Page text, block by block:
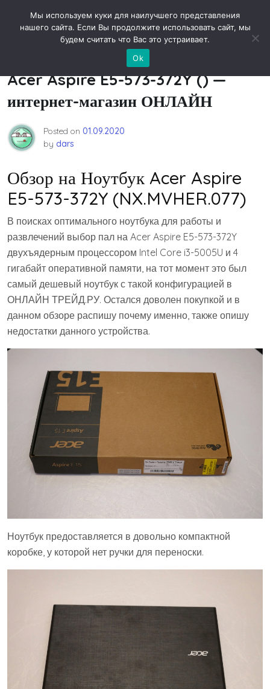
Новости технологий
Обзор от покупателя на Ноутбук
Acer Aspire E5-573-372Y () —
интернет-магазин ОНЛАЙН
Posted on 01.09.2020
by dars
Обзор на Ноутбук Acer Aspire
E5-573-372Y (NX.MVHER.077)
В поисках оптимального ноутбука для работы и
развлечений выбор пал на Acer Aspire E5-573-372Y
двухъядерным процессором Intel Core i3-5005U и 4
гигабайт оперативной памяти, на тот момент это был
самый дешевый ноутбук с такой конфигурацией в
ОНЛАЙН ТРЕЙД.РУ. Остался доволен покупкой и в
данном обзоре распишу почему именно, также опишу
недостатки данного устройства.
Ноутбук предоставляется в довольно компактной
коробке, у которой нет ручки для переноски.
Мы используем куки для наилучшего представления
нашего сайта. Если Вы продолжите использовать сайт, мы
будем считать что Вас это устраивает.
Ok